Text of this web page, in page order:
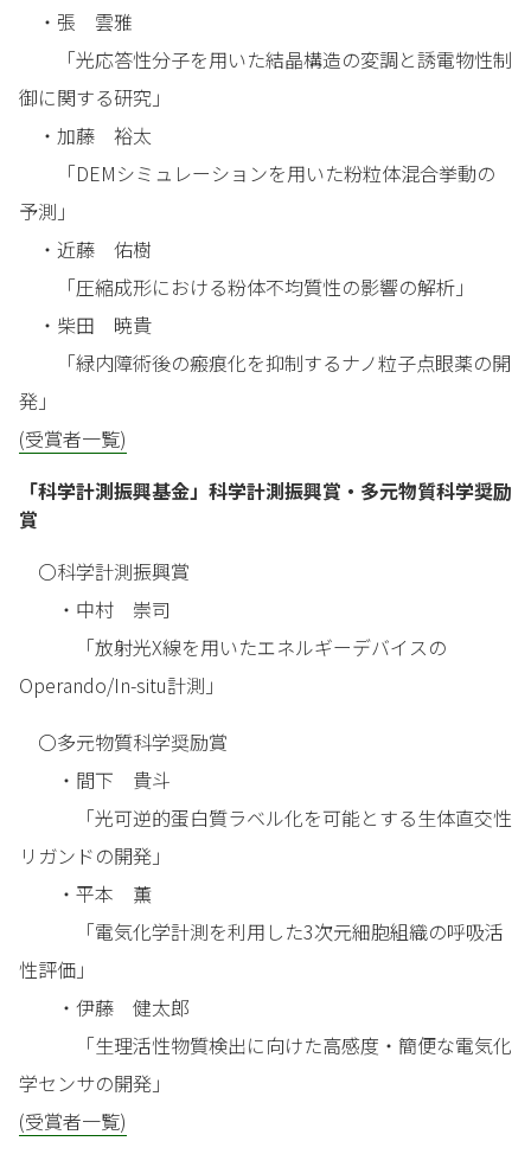
・張 雲雅
「光応答性分子を用いた結晶構造の変調と誘電物性制
御に関する研究」
・加藤 裕太
「DEMシミュレーションを用いた粉粒体混合挙動の
予測」
・近藤 佑樹
「圧縮成形における粉体不均質性の影響の解析」
・柴田 暁貴
「緑内障術後の瘢痕化を抑制するナノ粒子点眼薬の開
発」
(受賞者一覧)
「科学計測振興基金」科学計測振興賞・多元物質科学奨励
賞
〇科学計測振興賞
・中村 崇司
「放射光X線を用いたエネルギーデバイスの
Operando/In-situ計測」
〇多元物質科学奨励賞
・間下 貴斗
「光可逆的蛋白質ラベル化を可能とする生体直交性
リガンドの開発」
・平本 薫
「電気化学計測を利用した3次元細胞組織の呼吸活
性評価」
・伊藤 健太郎
「生理活性物質検出に向けた高感度・簡便な電気化
学センサの開発」
(受賞者一覧)